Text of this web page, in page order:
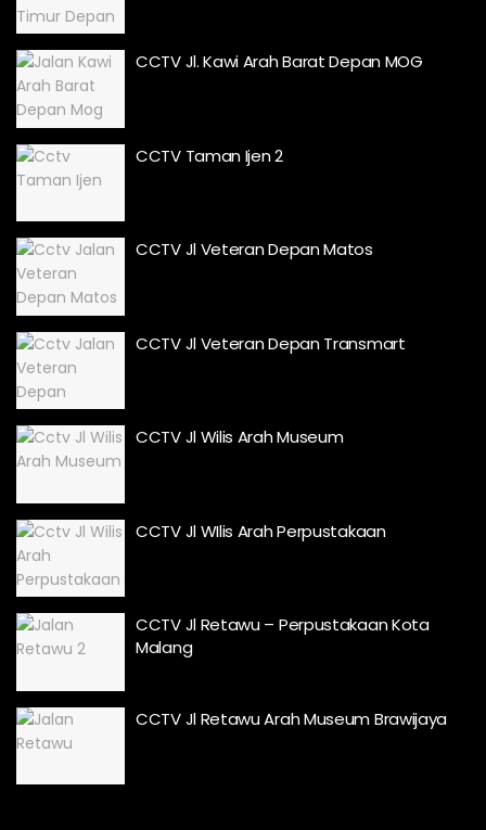
CCTV Jl. Kawi Arah Barat Depan MOG
CCTV Taman Ijen 2
CCTV Jl Veteran Depan Matos
CCTV Jl Veteran Depan Transmart
CCTV Jl Wilis Arah Museum
CCTV Jl WIlis Arah Perpustakaan
CCTV Jl Retawu – Perpustakaan Kota
Malang
CCTV Jl Retawu Arah Museum Brawijaya